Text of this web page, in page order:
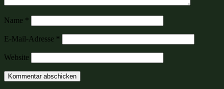
Name *
E-Mail-Adresse *
Website